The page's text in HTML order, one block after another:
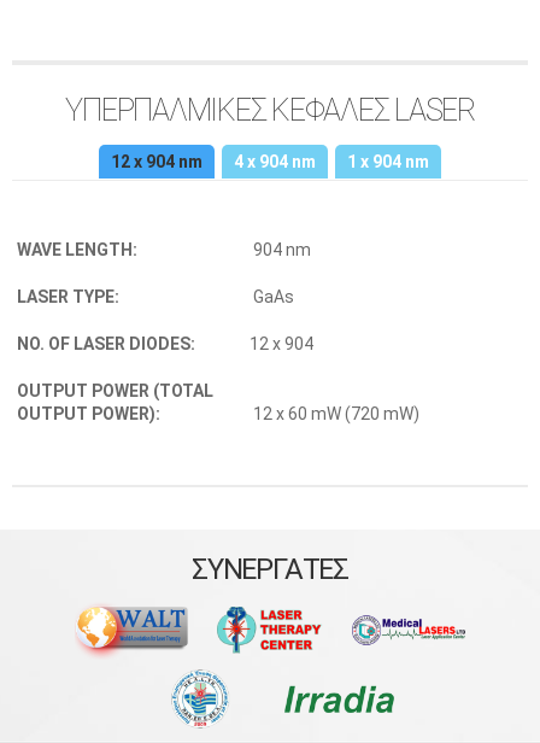
ΥΠΕΡΠΑΛΜΙΚΕΣ ΚΕΦΑΛΕΣ LASER
12 x 904 nm (ενεργή καρτέλα)
4 x 904 nm 1 x 904 nm
WAVE LENGTH: 904 nm
LASER TYPE: GaAs
NO. OF LASER DIODES: 12 x 904
OUTPUT POWER (TOTAL
OUTPUT POWER):
12 x 60 mW (720 mW)
ΣΥΝΕΡΓΑΤΕΣ